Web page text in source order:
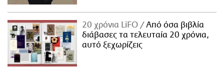
20 χρόνια LiFO
Από όσα βιβλία
διάβασες τα τελευταία 20 χρόνια,
αυτό ξεχωρίζεις